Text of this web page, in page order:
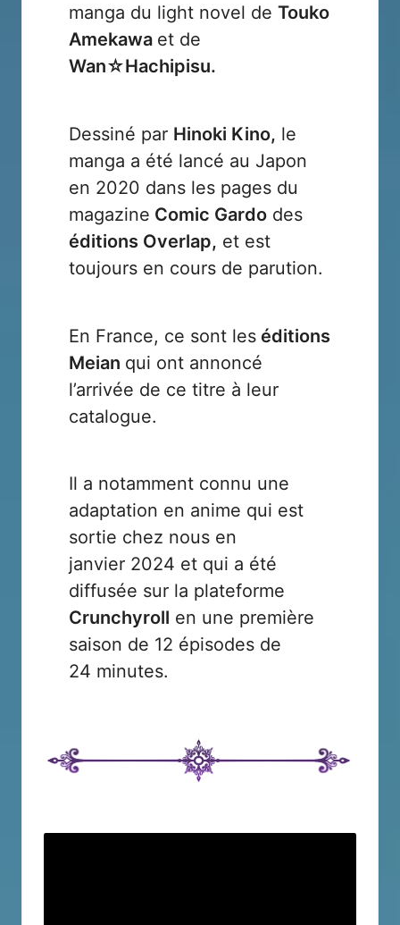
manga du light novel de Touko
Amekawa et de
Wan☆Hachipisu.
Dessiné par Hinoki Kino, le
manga a été lancé au Japon
en 2020 dans les pages du
magazine Comic Gardo des
éditions Overlap, et est
toujours en cours de parution.
En France, ce sont les éditions
Meian qui ont annoncé
l’arrivée de ce titre à leur
catalogue.
Il a notamment connu une
adaptation en anime qui est
sortie chez nous en
janvier 2024 et qui a été
diffusée sur la plateforme
Crunchyroll en une première
saison de 12 épisodes de
24 minutes.